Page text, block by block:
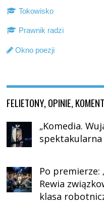
Tokowisko
Prawnik radzi
Okno poezji
FELIETONY, OPINIE,
„Komedia.
spektakularna
Po premierze:
Rewia
klasa